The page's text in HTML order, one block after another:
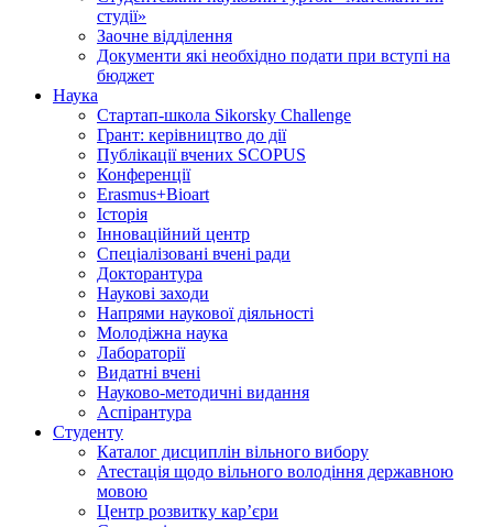
студії»
Заочне відділення
Документи які необхідно подати при вступі на
бюджет
Наука
Стартап-школа Sikorsky Challenge
Грант: керівництво до дії
Публікації вчених SCOPUS
Конференції
Erasmus+Bioart
Історія
Інноваційний центр
Спеціалізовані вчені ради
Докторантура
Наукові заходи
Напрями наукової діяльності
Молодіжна наука
Лабораторії
Видатні вчені
Науково-методичні видання
Аспірантура
Студенту
Каталог дисциплін вільного вибору
Атестація щодо вільного володіння державною
мовою
Центр розвитку кар’єри